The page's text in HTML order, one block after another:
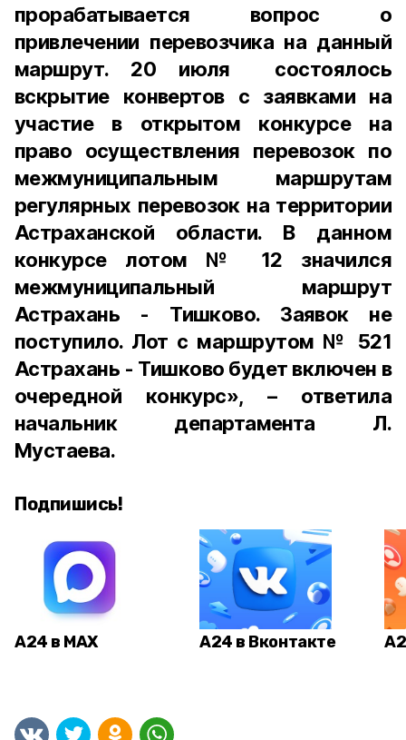
прорабатывается вопрос о
привлечении перевозчика на данный
маршрут. 20 июля состоялось
вскрытие конвертов с заявками на
участие в открытом конкурсе на
право осуществления перевозок по
межмуниципальным маршрутам
регулярных перевозок на территории
Астраханской области. B данном
конкурсе лотом № 12 значился
межмуниципальный маршрут
Астрахань - Тишково. Заявок не
поступило. Лот с маршрутом № 521
Астрахань - Тишково будет включен в
очередной конкурс», – ответила
начальник департамента Л.
Мустаева.
Подпишись!
А24 в MAX А24 в Вконтакте